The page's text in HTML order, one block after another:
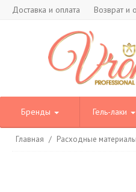
Доставка и оплата Возврат и
Бренды Гель-лаки
Главная / Расходные материалы